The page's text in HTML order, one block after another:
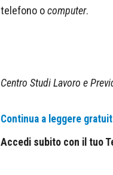
telefono ocomputer.
Centro Studi Lavoro e
Continua a leggere
Accedi subito con il tuo